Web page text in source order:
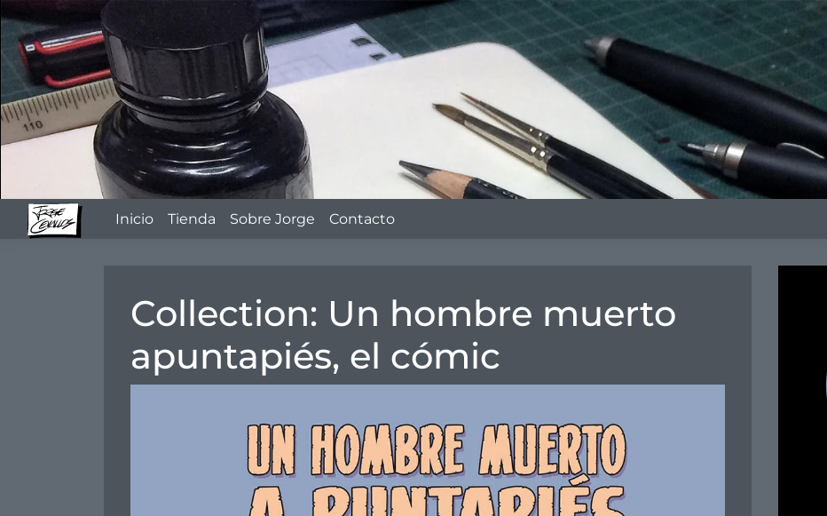
content
Inicio Tienda Sobre Jorge Contacto
Collection: Un hombre muerto
apuntapiés, el cómic